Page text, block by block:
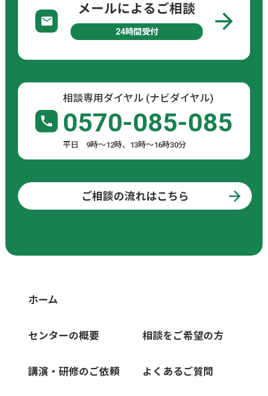
ご相談の流れはこちら
メールによるご相談
24時間受付
相談専用ダイヤル (ナビダイヤル)
0570-085-085
平日 9時～12時、13時～16時30分
ホーム
センターの概要 相談をご希望の方
講演・研修のご依頼 よくあるご質問